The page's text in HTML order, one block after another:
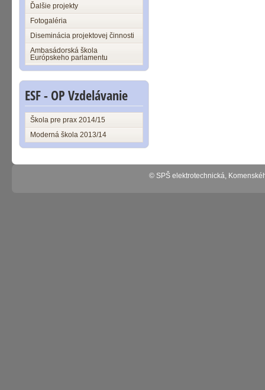
Ďalšie projekty
Fotogaléria
Diseminácia projektovej činnosti
Ambasádorská škola
Európskeho parlamentu
ESF - OP Vzdelávanie
Škola pre prax 2014/15
Moderná škola 2013/14
© SPŠ elektrotechnická,